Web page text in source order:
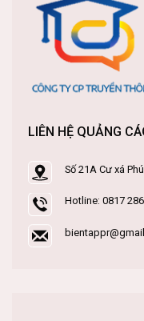
LIÊN HỆ QUẢNG
Số 21A Cư xá
Hotline: 0817